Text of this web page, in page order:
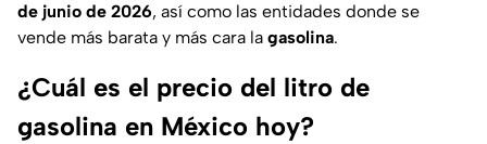
de junio de 2026, así como las entidades donde se
vende más barata y más cara la gasolina.
¿Cuál es el precio del litro de
gasolina en México hoy?